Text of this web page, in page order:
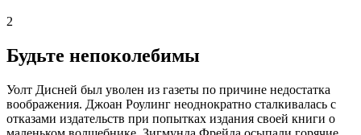
2
Будьте непоколебимы
Уолт Дисней был уволен из газеты по причине недостатка
воображения. Джоан Роулинг неоднократно сталкивалась с
отказами издательств при попытках издания своей книги о